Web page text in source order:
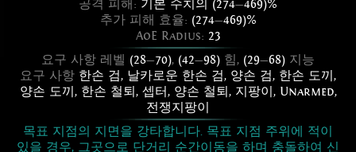
공격 피해: 기본 수치의 (274—469)%
추가 피해 효율: (274—469)%
AoE Radius: 23
요구 사항 레벨 (28—70), (42—98) 힘, (29—68) 지능
요구 사항 한손 검, 날카로운 한손 검, 양손 검, 한손 도끼 ,
양손 도끼 , 한손 철퇴 , 셉터, 양손 철퇴 , 지팡이 , Unarmed,
전쟁지팡이
목표 지점의 지면을 강타합니다. 목표 지점 주위에 적이
있을 경우, 그곳으로 단거리 순간이동을 하며 충돌하여 신